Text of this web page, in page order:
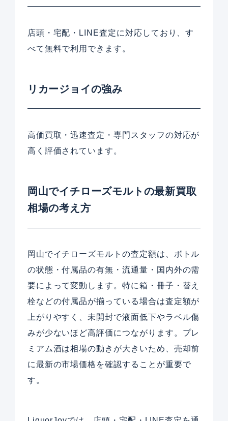
店頭・宅配・LINE査定に対応しており、す
べて無料で利用できます。
リカージョイの強み
高価買取・迅速査定・専門スタッフの対応が
高く評価されています。
岡山でイチローズモルトの最新買取
相場の考え方
岡山でイチローズモルトの査定額は、ボトル
の状態・付属品の有無・流通量・国内外の需
要によって変動します。特に箱・冊子・替え
栓などの付属品が揃っている場合は査定額が
上がりやすく、未開封で液面低下やラベル傷
みが少ないほど高評価につながります。プレ
ミアム酒は相場の動きが大きいため、売却前
に最新の市場価格を確認することが重要で
す。